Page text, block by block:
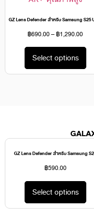
GZ Lens Defender สำหรับ Samsung S25
฿690.00–฿1,290.00
Select options
GZ Lens Defender สำหรับ Samsung
฿590.00
Select options